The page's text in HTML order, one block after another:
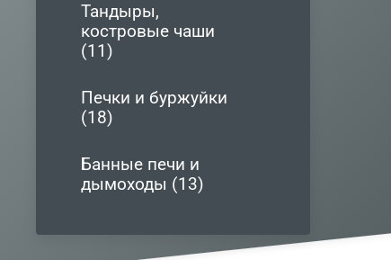
Тандыры,
костровые чаши
(11)
Печки и буржуйки
(18)
Банные печи и
дымоходы (13)